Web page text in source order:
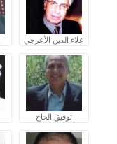
علاء الدين الأعرجي
توفيق الحاج